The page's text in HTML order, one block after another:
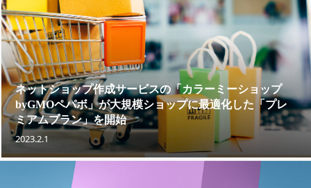
ネットショップ作成サービスの「カラーミーショップ
byGMOペパボ」が大規模ショップに最適化した「プレ
ミアムプラン」を開始
2023.2.1